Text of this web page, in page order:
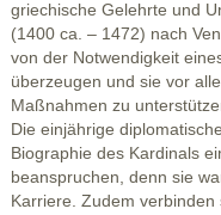
griechische Gelehrte und
(1400 ca. – 1472) nach
von der Notwendigkeit
überzeugen und sie vor
Maßnahmen zu
Die einjährige
Biographie des Kardinals
beanspruchen, denn sie
Karriere. Zudem